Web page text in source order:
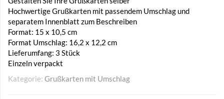
Hochwertige Grußkarten mit passendem Umschlag und
separatem Innenblatt zum Beschreiben
Format: 15 x 10,5 cm
Format Umschlag: 16,2 x 12,2 cm
Lieferumfang: 3 Stück
Einzeln verpackt
Kategorie: Grußkarten mit Umschlag